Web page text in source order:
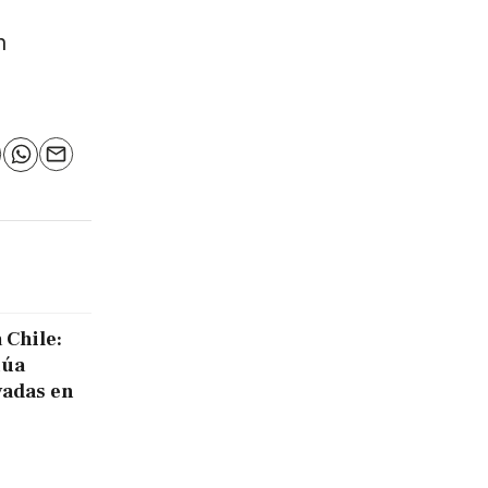
WhatsApp
Email
Chile:
en